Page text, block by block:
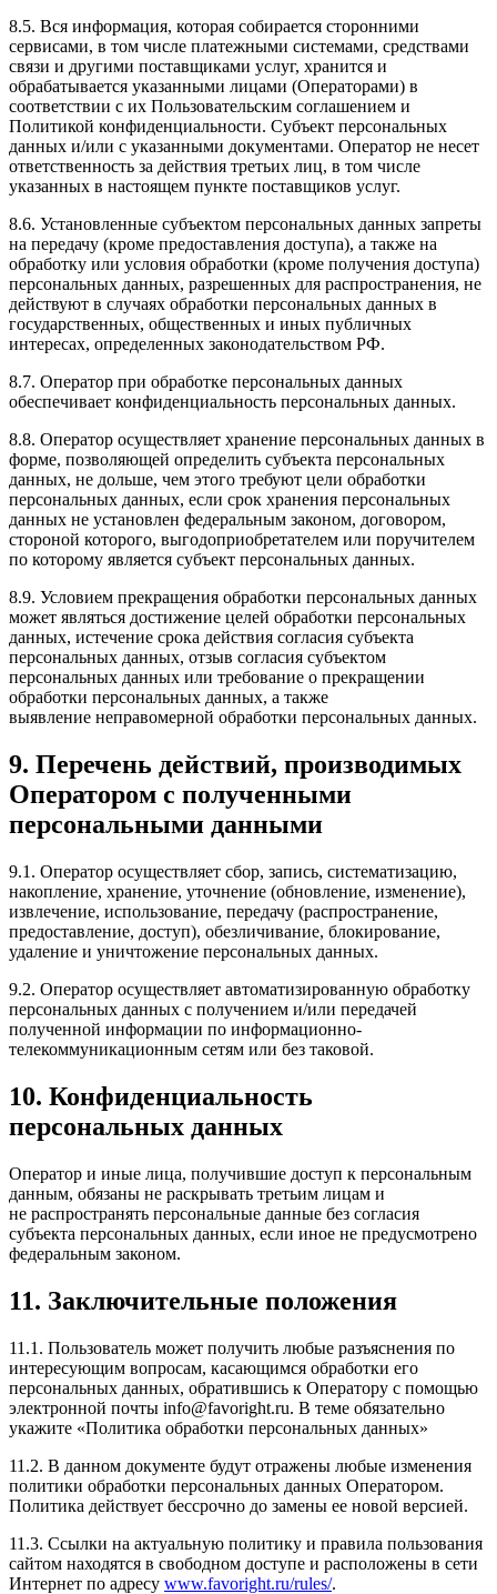
8.5. Вся информация, которая собирается сторонними
сервисами, в том числе платежными системами, средствами
связи и другими поставщиками услуг, хранится и
обрабатывается указанными лицами (Операторами) в
соответствии с их Пользовательским соглашением и
Политикой конфиденциальности. Субъект персональных
данных и/или с указанными документами. Оператор не несет
ответственность за действия третьих лиц, в том числе
указанных в настоящем пункте поставщиков услуг.
8.6. Установленные субъектом персональных данных запреты
на передачу (кроме предоставления доступа), а также на
обработку или условия обработки (кроме получения доступа)
персональных данных, разрешенных для распространения, не
действуют в случаях обработки персональных данных в
государственных, общественных и иных публичных
интересах, определенных законодательством РФ.
8.7. Оператор при обработке персональных данных
обеспечивает конфиденциальность персональных данных.
8.8. Оператор осуществляет хранение персональных данных в
форме, позволяющей определить субъекта персональных
данных, не дольше, чем этого требуют цели обработки
персональных данных, если срок хранения персональных
данных не установлен федеральным законом, договором,
стороной которого, выгодоприобретателем или поручителем
по которому является субъект персональных данных.
8.9. Условием прекращения обработки персональных данных
может являться достижение целей обработки персональных
данных, истечение срока действия согласия субъекта
персональных данных, отзыв согласия субъектом
персональных данных или требование о прекращении
обработки персональных данных, а также
выявление неправомерной обработки персональных данных.
9. Перечень действий, производимых
Оператором с полученными
персональными данными
9.1. Оператор осуществляет сбор, запись, систематизацию,
накопление, хранение, уточнение (обновление, изменение),
извлечение, использование, передачу (распространение,
предоставление, доступ), обезличивание, блокирование,
удаление и уничтожение персональных данных.
9.2. Оператор осуществляет автоматизированную обработку
персональных данных с получением и/или передачей
полученной информации по информационно-
телекоммуникационным сетям или без таковой.
10. Конфиденциальность
персональных данных
Оператор и иные лица, получившие доступ к персональным
данным, обязаны не раскрывать третьим лицам и
не распространять персональные данные без согласия
субъекта персональных данных, если иное не предусмотрено
федеральным законом.
11. Заключительные положения
11.1. Пользователь может получить любые разъяснения по
интересующим вопросам, касающимся обработки его
персональных данных, обратившись к Оператору с помощью
электронной почты info@favoright.ru. В теме обязательно
укажите «Политика обработки персональных данных»
11.2. В данном документе будут отражены любые изменения
политики обработки персональных данных Оператором.
Политика действует бессрочно до замены ее новой версией.
11.3. Ссылки на актуальную политику и правила пользования
сайтом находятся в свободном доступе и расположены в сети
Интернет по адресу www.favoright.ru/rules/.